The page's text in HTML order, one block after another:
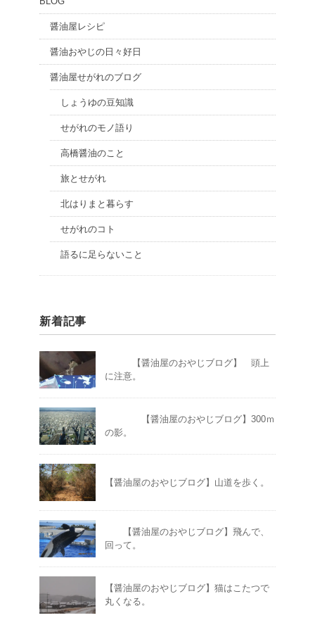
醤油屋レシピ
醤油おやじの日々好日
醤油屋せがれのブログ
しょうゆの豆知識
せがれのモノ語り
高橋醤油のこと
旅とせがれ
北はりまと暮らす
せがれのコト
語るに足らないこと
新着記事
【醤油屋のおやじブログ】 頭上
に注意。
【醤油屋のおやじブログ】300ｍ
の影。
【醤油屋のおやじブログ】山道を歩く。
【醤油屋のおやじブログ】飛んで、
回って。
【醤油屋のおやじブログ】猫はこたつで
丸くなる。